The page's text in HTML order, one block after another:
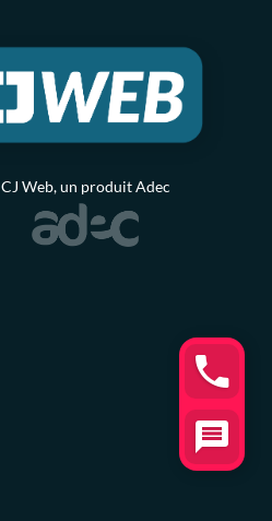
CJ Web, un produit Adec